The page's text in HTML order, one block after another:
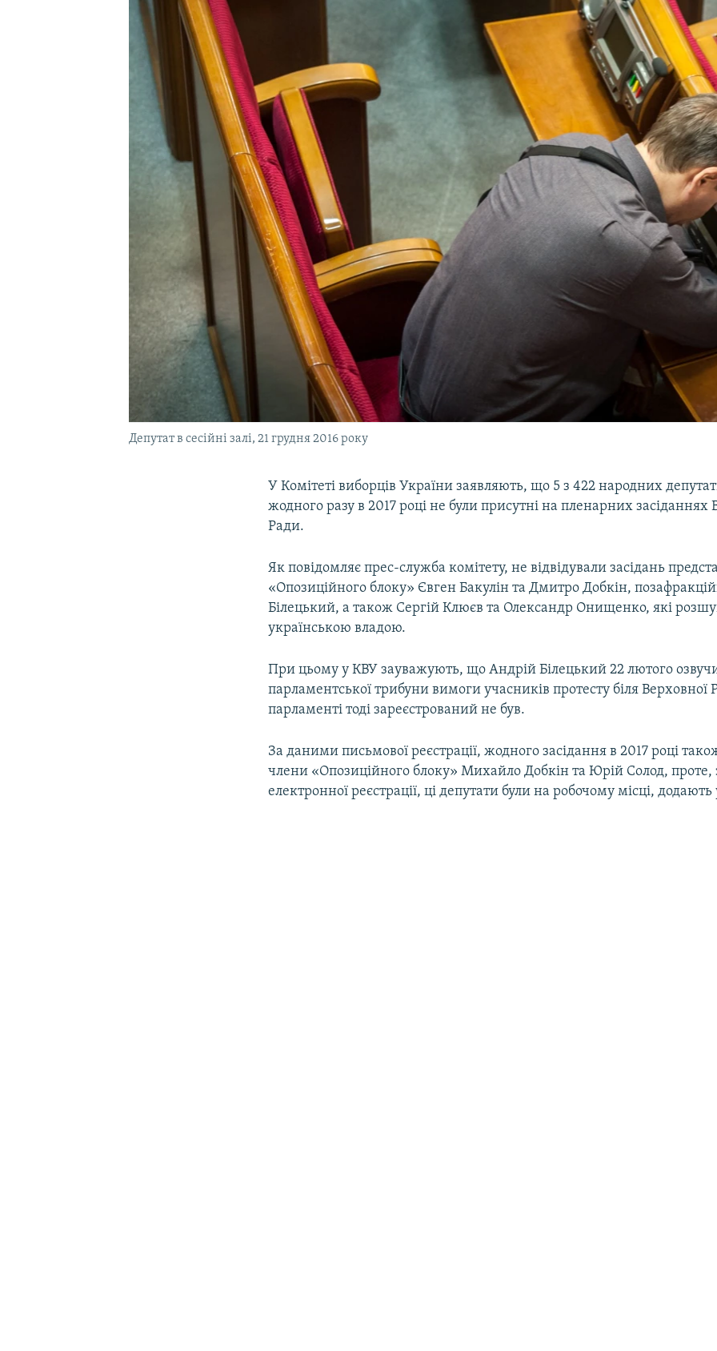
Депутат в сесійні залі, 21 грудня 2016 року
У Комітеті виборців України заявляють, що 5 з 422 народних
жодного разу в 2017 році не були присутні на пленарних засіданнях
Ради.
Як повідомляє прес-служба комітету, не відвідували засідань
«Опозиційного блоку» Євген Бакулін та Дмитро Добкін,
Білецький, а також Сергій Клюєв та Олександр Онищенко, які
українською владою.
При цьому у КВУ зауважують, що Андрій Білецький 22 лютого
парламентської трибуни вимоги учасників протесту біля Верховної
парламенті тоді зареєстрований не був.
За даними письмової реєстрації, жодного засідання в 2017 році
члени «Опозиційного блоку» Михайло Добкін та Юрій Солод,
електронної реєстрації, ці депутати були на робочому місці, додають